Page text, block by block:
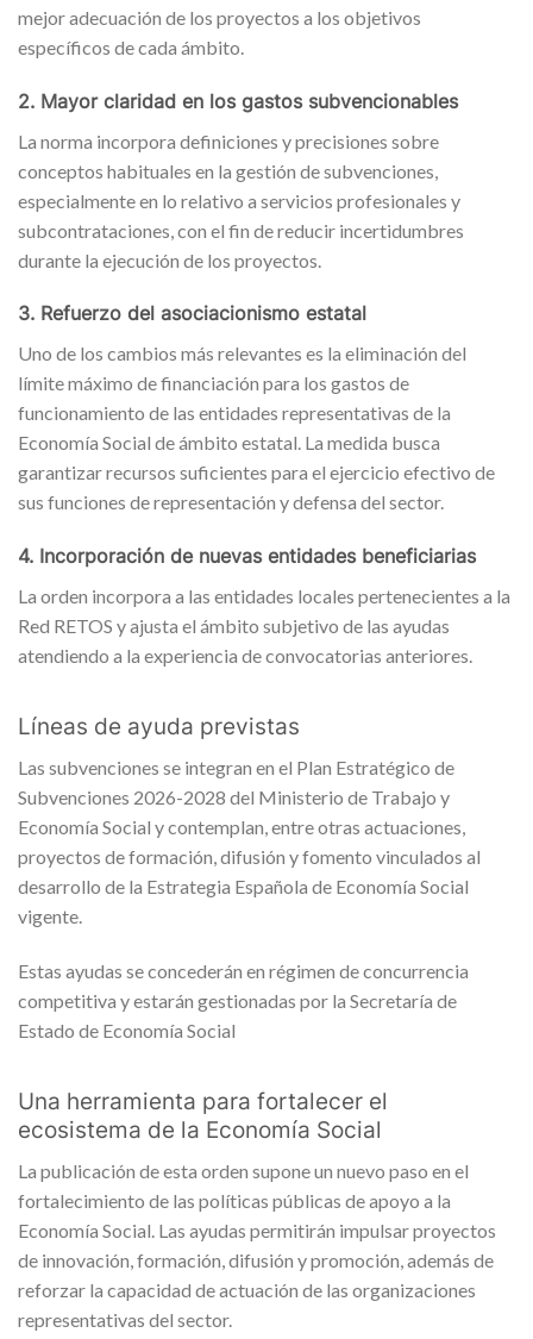
mejor adecuación de los proyectos a los objetivos
específicos de cada ámbito.
2. Mayor claridad en los gastos subvencionables
La norma incorpora definiciones y precisiones sobre
conceptos habituales en la gestión de subvenciones,
especialmente en lo relativo a servicios profesionales y
subcontrataciones, con el fin de reducir incertidumbres
durante la ejecución de los proyectos.
3. Refuerzo del asociacionismo estatal
Uno de los cambios más relevantes es la eliminación del
límite máximo de financiación para los gastos de
funcionamiento de las entidades representativas de la
Economía Social de ámbito estatal. La medida busca
garantizar recursos suficientes para el ejercicio efectivo de
sus funciones de representación y defensa del sector.
4. Incorporación de nuevas entidades beneficiarias
La orden incorpora a las entidades locales pertenecientes a la
Red RETOS y ajusta el ámbito subjetivo de las ayudas
atendiendo a la experiencia de convocatorias anteriores.
Líneas de ayuda previstas
Las subvenciones se integran en el Plan Estratégico de
Subvenciones 2026-2028 del Ministerio de Trabajo y
Economía Social y contemplan, entre otras actuaciones,
proyectos de formación, difusión y fomento vinculados al
desarrollo de la Estrategia Española de Economía Social
vigente.
Estas ayudas se concederán en régimen de concurrencia
competitiva y estarán gestionadas por la Secretaría de
Estado de Economía Social
Una herramienta para fortalecer el
ecosistema de la Economía Social
La publicación de esta orden supone un nuevo paso en el
fortalecimiento de las políticas públicas de apoyo a la
Economía Social. Las ayudas permitirán impulsar proyectos
de innovación, formación, difusión y promoción, además de
reforzar la capacidad de actuación de las organizaciones
representativas del sector.